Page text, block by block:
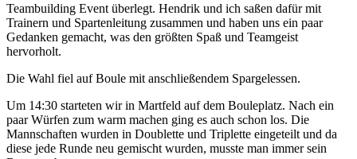
Teambuilding Event überlegt. Hendrik und ich saßen dafür mit
Trainern und Spartenleitung zusammen und haben uns ein paar
Gedanken gemacht, was den größten Spaß und Teamgeist
hervorholt.
Die Wahl fiel auf Boule mit anschließendem Spargelessen.
Um 14:30 starteten wir in Martfeld auf dem Bouleplatz. Nach ein
paar Würfen zum warm machen ging es auch schon los. Die
Mannschaften wurden in Doublette und Triplette eingeteilt und da
diese jede Runde neu gemischt wurden, musste man immer sein